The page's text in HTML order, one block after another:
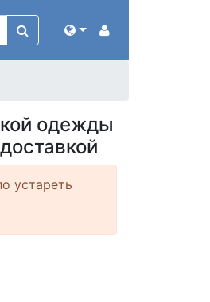
одежды
устареть